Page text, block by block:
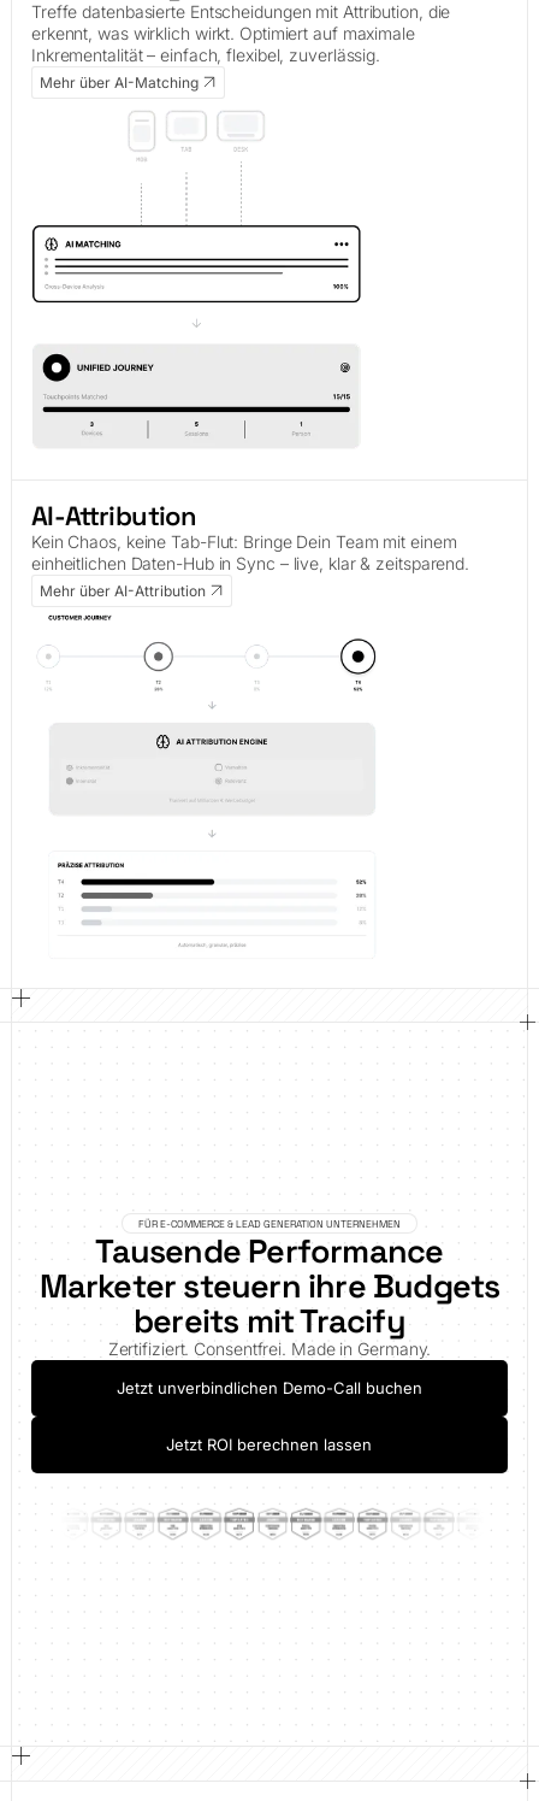
Treffe datenbasierte Entscheidungen mit Attribution, die
erkennt, was wirklich wirkt. Optimiert auf maximale
Inkrementalität – einfach, flexibel, zuverlässig.
Mehr über AI-Matching
AI-Attribution
Kein Chaos, keine Tab-Flut: Bringe Dein Team mit einem
einheitlichen Daten-Hub in Sync – live, klar & zeitsparend.
Mehr über AI-Attribution
FÜR E-COMMERCE & LEAD GENERATION UNTERNEHMEN
Tausende Performance
Marketer steuern ihre Budgets
bereits mit Tracify
Zertifiziert. Consentfrei. Made in Germany.
Jetzt unverbindlichen Demo-Call buchen
Jetzt ROI berechnen lassen